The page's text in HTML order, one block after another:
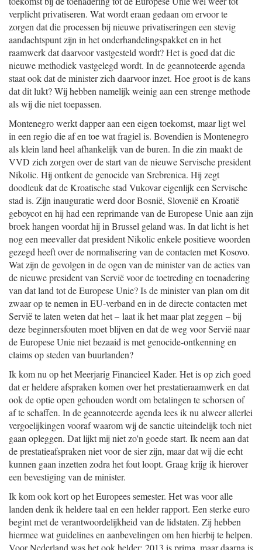
verplicht privatiseren. Wat wordt eraan gedaan om ervoor te
zorgen dat die processen bij nieuwe privatiseringen een stevig
aandachtspunt zijn in het onderhandelingspakket en in het
raamwerk dat daarvoor vastgesteld wordt? Het is goed dat die
nieuwe methodiek vastgelegd wordt. In de geannoteerde agenda
staat ook dat de minister zich daarvoor inzet. Hoe groot is de kans
dat dit lukt? Wij hebben namelijk weinig aan een strenge methode
als wij die niet toepassen.
Montenegro werkt dapper aan een eigen toekomst, maar ligt wel
in een regio die af en toe wat fragiel is. Bovendien is Montenegro
als klein land heel afhankelijk van de buren. In die zin maakt de
VVD zich zorgen over de start van de nieuwe Servische president
Nikolic. Hij ontkent de genocide van Srebrenica. Hij zegt
doodleuk dat de Kroatische stad Vukovar eigenlijk een Servische
stad is. Zijn inauguratie werd door Bosnië, Slovenië en Kroatië
geboycot en hij had een reprimande van de Europese Unie aan zijn
broek hangen voordat hij in Brussel geland was. In dat licht is het
nog een meevaller dat president Nikolic enkele positieve woorden
gezegd heeft over de normalisering van de contacten met Kosovo.
Wat zijn de gevolgen in de ogen van de minister van de acties van
de nieuwe president van Servië voor de toetreding en toenadering
van dat land tot de Europese Unie? Is de minister van plan om dit
zwaar op te nemen in EU-verband en in de directe contacten met
Servië te laten weten dat het – laat ik het maar plat zeggen – bij
deze beginnersfouten moet blijven en dat de weg voor Servië naar
de Europese Unie niet bezaaid is met genocide-ontkenning en
claims op steden van buurlanden?
Ik kom nu op het Meerjarig Financieel Kader. Het is op zich goed
dat er heldere afspraken komen over het prestatieraamwerk en dat
ook de optie open gehouden wordt om betalingen te schorsen of
af te schaffen. In de geannoteerde agenda lees ik nu alweer allerlei
vergoelijkingen vooraf waarom wij de sanctie uiteindelijk toch niet
gaan opleggen. Dat lijkt mij niet zo'n goede start. Ik neem aan dat
de prestatieafspraken niet voor de sier zijn, maar dat wij die echt
kunnen gaan inzetten zodra het fout loopt. Graag krijg ik hierover
een bevestiging van de minister.
Ik kom ook kort op het Europees semester. Het was voor alle
landen denk ik heldere taal en een helder rapport. Een sterke euro
begint met de verantwoordelijkheid van de lidstaten. Zij hebben
hiermee wat guidelines en aanbevelingen om hen hierbij te helpen.
Voor Nederland was het ook helder: 2013 is prima, maar daarna is